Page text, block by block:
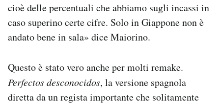
cioè delle percentuali che abbiamo sugli incassi in
caso superino certe cifre. Solo in Giappone non è
andato bene in sala» dice Maiorino.
Questo è stato vero anche per molti remake.
Perfectos desconocidos, la versione spagnola
diretta da un regista importante che solitamente